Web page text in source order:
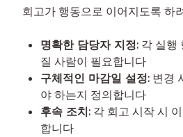
회고가 행동으로 이어지도록 하
명확한 담당자 지정: 각 실행
질 사람이 필요합니다
구체적인 마감일 설정: 변경
야 하는지 정의합니다
후속 조치: 각 회고 시작 시
합니다